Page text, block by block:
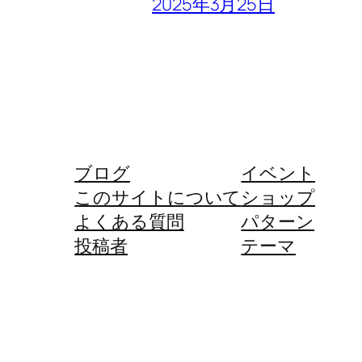
ブログ
このサイトについて
よくある質問
投稿者
イベント
ショップ
パターン
テーマ